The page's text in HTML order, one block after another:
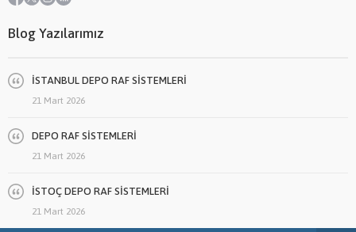
Blog Yazılarımız
İSTANBUL DEPO RAF SİSTEMLERİ
21 Mart 2026
DEPO RAF SİSTEMLERİ
21 Mart 2026
İSTOÇ DEPO RAF SİSTEMLERİ
21 Mart 2026